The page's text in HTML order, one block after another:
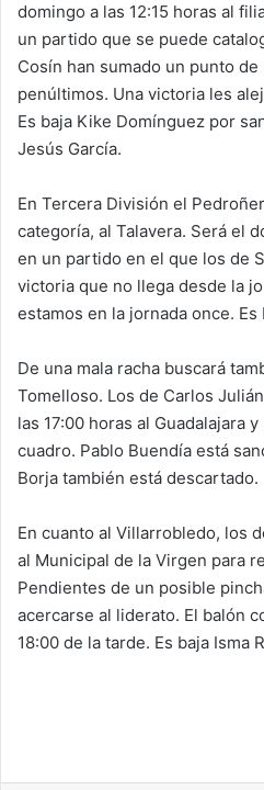
domingo a las 12:15 horas al
un partido que se puede
Cosín han sumado un punto
penúltimos. Una victoria les
Es baja Kike Domínguez por
Jesús García.
En Tercera División el
categoría, al Talavera. Será el
en un partido en el que los de
victoria que no llega desde la
estamos en la jornada once.
De una mala racha buscará
Tomelloso. Los de Carlos
las 17:00 horas al Guadalajara
cuadro. Pablo Buendía está
Borja también está descartado.
En cuanto al Villarrobledo, los
al Municipal de la Virgen para
Pendientes de un posible
acercarse al liderato. El balón
18:00 de la tarde. Es baja Isma